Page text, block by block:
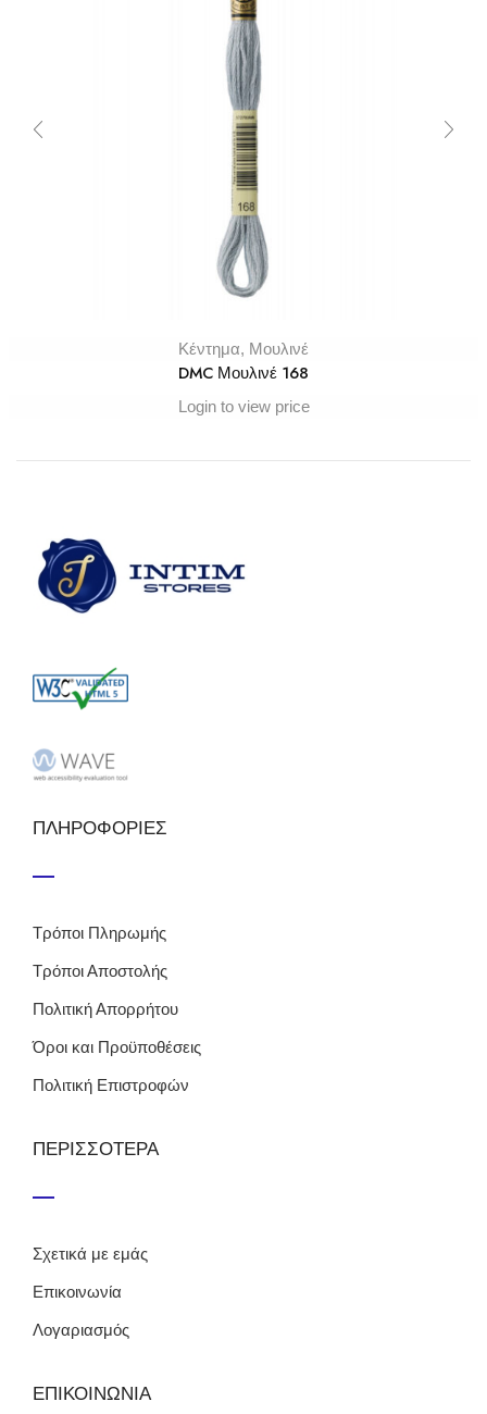
Κέντημα, Μουλινέ
DMC Μουλινέ 168
Login to view price
ΠΛΗΡΟΦΟΡΙΕΣ
Τρόποι Πληρωμής
Τρόποι Αποστολής
Πολιτική Απορρήτου
Όροι και Προϋποθέσεις
Πολιτική Επιστροφών
ΠΕΡΙΣΣΟΤΕΡΑ
Σχετικά με εμάς
Επικοινωνία
Λογαριασμός
ΕΠΙΚΟΙΝΩΝΙΑ